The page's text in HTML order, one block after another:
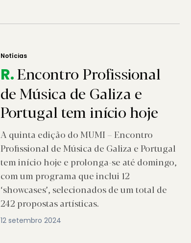
Notícias
R.Encontro Profissional
de Música de Galiza e
Portugal tem início hoje
A quinta edição do MUMI – Encontro
Profissional de Música de Galiza e Portugal
tem início hoje e prolonga-se até domingo,
com um programa que inclui 12
‘showcases’, selecionados de um total de
242 propostas artísticas.
12 setembro 2024